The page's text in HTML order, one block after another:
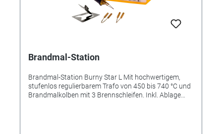
Brandmal-Station
Brandmal-Station Burny Star L Mit hochwertigem,
stufenlos regulierbarem Trafo von 450 bis 740 °C und
Brandmalkolben mit 3 Brennschleifen. Inkl. Ablage